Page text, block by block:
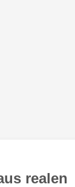
realen